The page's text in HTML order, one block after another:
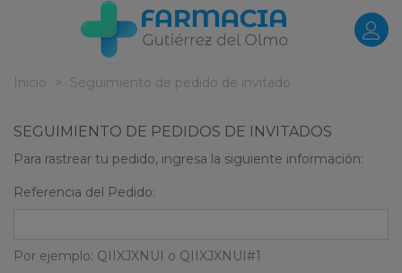
Inicio > Seguimiento de pedido de invitado
SEGUIMIENTO DE PEDIDOS DE INVITADOS
Para rastrear tu pedido, ingresa la siguiente información:
Referencia del Pedido:
Por ejemplo: QIIXJXNUI o QIIXJXNUI#1